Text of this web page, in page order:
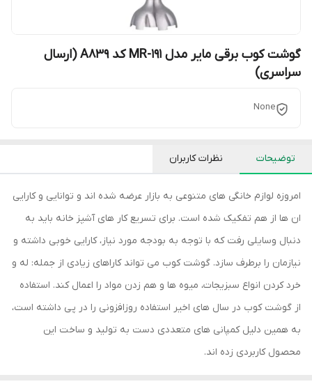
گوشت کوب برقی مایر مدل MR-191 کد A839 (ارسال
سراسری)
None
توضیحات نظرات کاربران
امروزه لوازم خانگی های متنوعی به بازار عرضه شده اند و توانایی و کارایی
ان ها از هم تفکیک شده است. برای تسریع کار های آشپز خانه باید به
دنبال وسایلی رفت که با توجه به بودجه مورد نیاز، کارایی خوبی داشته و
نیازمان را برطرف سازد. گوشت کوب می تواند کاراهای زیادی از جمله: له و
خرد کردن انواع سبزیجات، میوه ها و هم زدن مواد را اعمال کند. استفاده
از گوشت کوب در سال های اخیر استفاده روزافزونی را در پی داشته است،
به همین دلیل کمپانی های متعددی دست به تولید و ساخت این
محصول کاربردی زده اند.